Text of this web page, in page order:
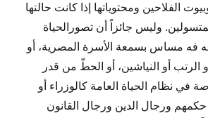
الفلاحين ومحتوياتها إذا كانت حالتها
وليس جائزاً أن تصورالحياة
فه مساس بسمعة الأسرة المصرية، أو
الرتب أو النياشين، أو الحطّ من قدر
في نظام الحياة العامة كالوزراء أو
ورجال الدين ورجال القانون